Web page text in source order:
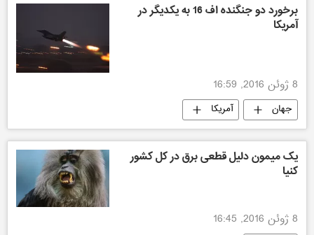
برخورد دو جنگنده اف 16 به یکدیگر در
آمریکا
8 ژوئن 2016, 16:59
جهان آمریکا
یک میمون دلیل قطعی برق در کل کشور
کنیا
8 ژوئن 2016, 16:45